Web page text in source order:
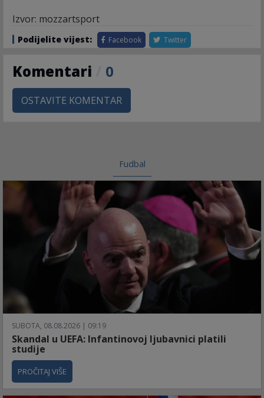
Izvor: mozzartsport
Podijelite vijest: Facebook Twitter
Komentari 0
OSTAVITE KOMENTAR
Fudbal
SUBOTA, 08.08.2026 | 09:19
Skandal u UEFA: Infantinovoj ljubavnici platili
studije
PROČITAJ VIŠE